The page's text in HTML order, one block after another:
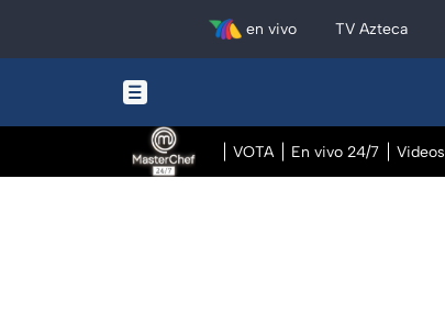
en vivo TV Azteca
VOTA En vivo 24/7 Videos